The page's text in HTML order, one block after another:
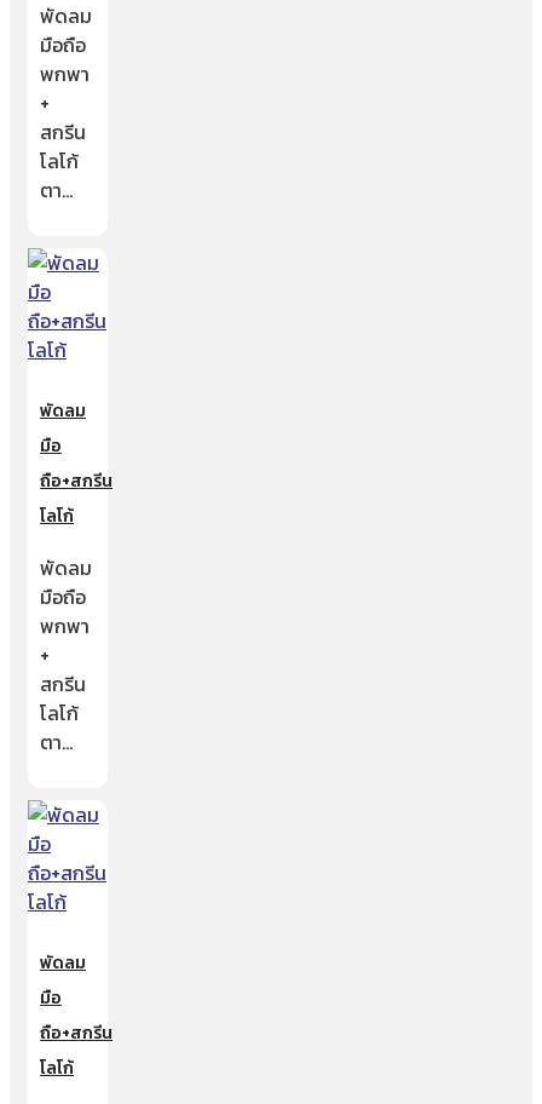
พัดลม
มือถือ
พกพา
+
สกรีน
โลโก้
ตา…
พัดลม
มือ
ถือ+สกรีน
โลโก้
พัดลม
มือถือ
พกพา
+
สกรีน
โลโก้
ตา…
พัดลม
มือ
ถือ+สกรีน
โลโก้